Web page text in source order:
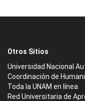
Otros Sitios
Universidad Nacional
Coordinación de
Toda la UNAM en línea
Red Universitaria de